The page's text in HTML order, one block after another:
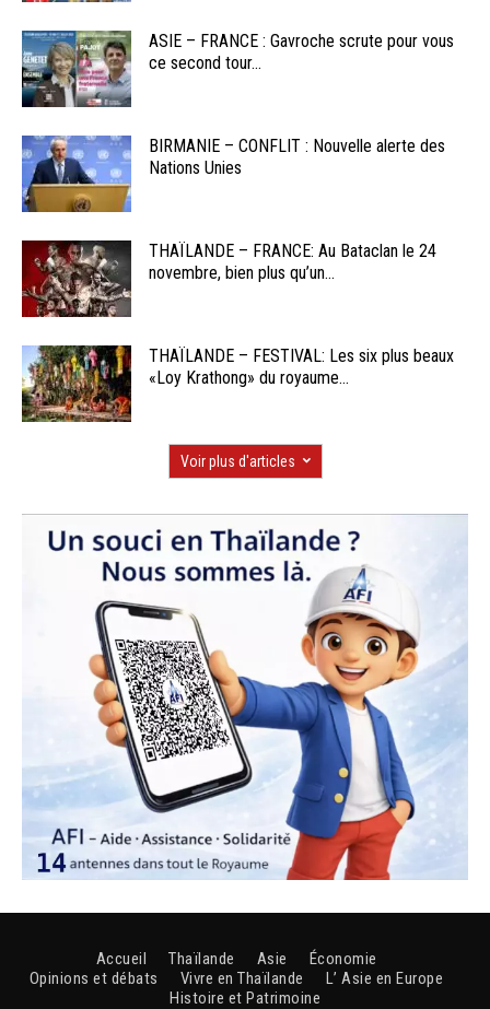
ASIE – FRANCE : Gavroche scrute pour vous
ce second tour...
BIRMANIE – CONFLIT : Nouvelle alerte des
Nations Unies
THAÏLANDE – FRANCE: Au Bataclan le 24
novembre, bien plus qu’un...
THAÏLANDE – FESTIVAL: Les six plus beaux
«Loy Krathong» du royaume...
Voir plus d'articles
Accueil Thaïlande Asie
Économie
Opinions et débats
Vivre en Thaïlande
L’ Asie en Europe
Histoire et Patrimoine